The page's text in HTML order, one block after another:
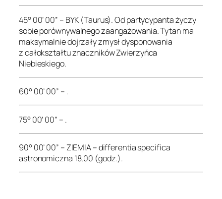
45° 00’ 00” – BYK (Taurus). Od partycypanta życzy
sobie porównywalnego zaangażowania. Tytan ma
maksymalnie dojrzały zmysł dysponowania
z całokształtu znaczników Zwierzyńca
Niebieskiego.
60° 00’ 00” – .
75° 00’ 00” – .
90° 00’ 00” – ZIEMIA – differentia specifica
astronomiczna 18,00 (godz.).